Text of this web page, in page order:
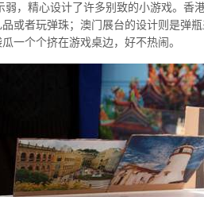
，精心设计了许多别致的小游戏。香
或者玩弹珠；澳门展台的设计则是弹
一个个挤在游戏桌边，好不热闹。